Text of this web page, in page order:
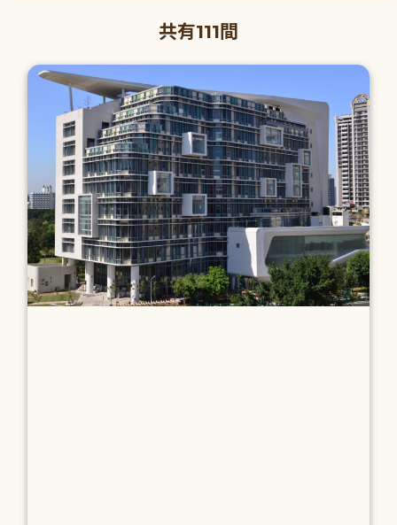
共有111間